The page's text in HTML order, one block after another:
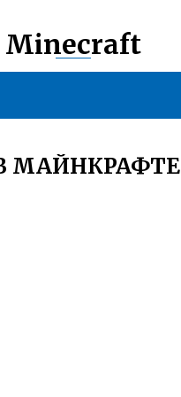
Minecraft
МАЙНКРАФТЕ